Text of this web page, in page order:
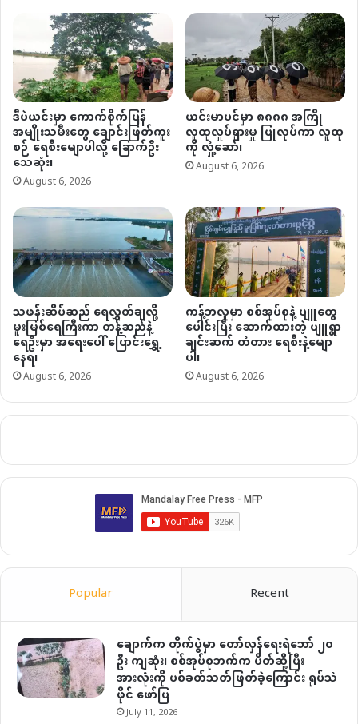
ဒီပဲယင်းမှာ ကောက်စိုက်ပြန်
အမျိုးသမီးတွေ ချောင်းဖြတ်ကူး
စဉ် ရေစီးမျောပါလို့ ခြောက်ဦး
သေဆုံး၊
August 6, 2026
ယင်းမာပင်မှာ ၈၈၈၈ အကြို
လူထုလှုပ်ရှားမှု ပြုလုပ်ကာ လူထု
ကို လှုံ့ဆော်၊
August 6, 2026
သဖန်းဆိပ်ဆည် ရေလွှတ်ချလို့
မူးမြစ်ရေကြီးကာ တန့်ဆည်နဲ့
ရေဦးမှာ အရေးပေါ် ပြောင်းရွှေ့
နေရ၊
August 6, 2026
ကန့်ဘလူမှာ စစ်အုပ်စုနဲ့ ပျူတွေ
ပေါင်းပြီး ဆောက်ထားတဲ့ ပျူရွာ
ချင်းဆက် တံတား ရေစီးနဲ့မျော
ပါ၊
August 6, 2026
Popular Recent
ချောက်က တိုက်ပွဲမှာ တော်လှန်ရေးရဲဘော် ၂၀
ဦး ကျဆုံး၊ စစ်အုပ်စုဘက်က ပိတ်ဆို့ပြီး
အားလုံးကို ပစ်ခတ်သတ်ဖြတ်ခဲ့ကြောင်း ရုပ်သံ
ဖိုင် ဖော်ပြ
July 11, 2026